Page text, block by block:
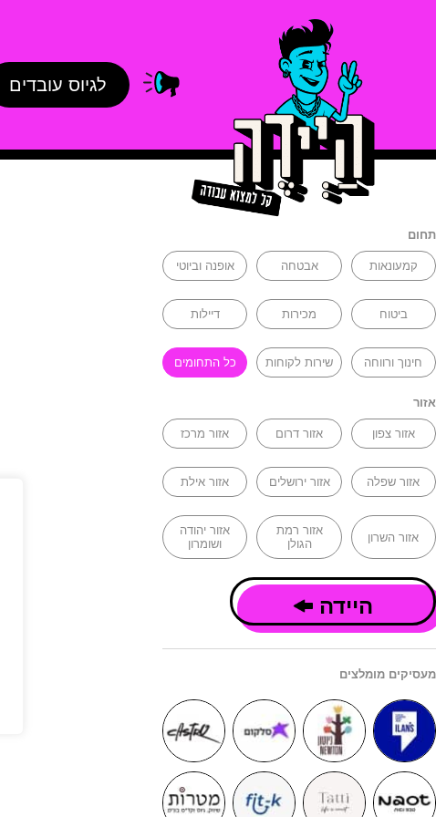
לגיוס עובדים
תחום
קמעונאות אבטחה אופנה וביוטי
ביטוח מכירות דיילות
חינוך ורווחה שירות לקוחות כל התחומים
אזור
אזור צפון אזור דרום אזור מרכז
אזור שפלה אזור ירושלים אזור אילת
אזור השרון
אזור רמת
הגולן
אזור יהודה
ושומרון
היידה
מעסיקים מומלצים